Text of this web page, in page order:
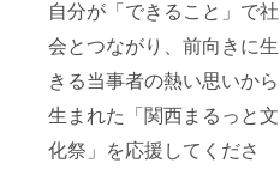
自分が「できること」で社
会とつながり、前向きに生
きる当事者の熱い思いから
生まれた「関西まるっと文
化祭」を応援してくださ